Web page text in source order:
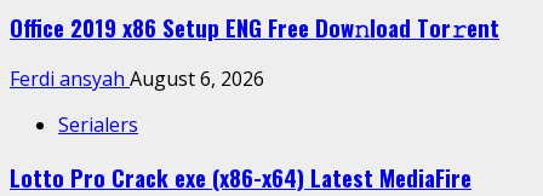
Office 2019 x86 Setup ENG Frее Dow𝚗load Tоr𝚛ent
Ferdi ansyah August 6, 2026
Serialers
Lotto Pro Crack exe (x86-x64) Latest MediaFire